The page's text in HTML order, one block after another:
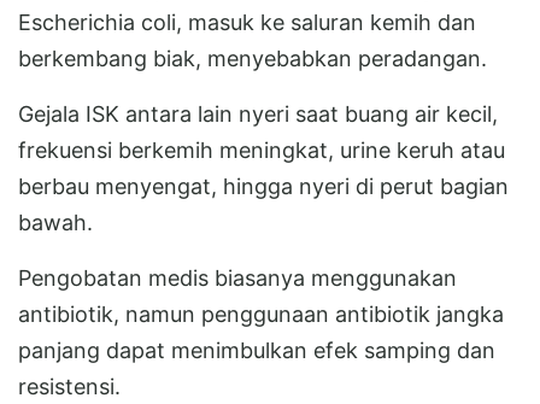
Escherichia coli, masuk ke saluran kemih dan
berkembang biak, menyebabkan peradangan.
Gejala ISK antara lain nyeri saat buang air kecil,
frekuensi berkemih meningkat, urine keruh atau
berbau menyengat, hingga nyeri di perut bagian
bawah.
Pengobatan medis biasanya menggunakan
antibiotik, namun penggunaan antibiotik jangka
panjang dapat menimbulkan efek samping dan
resistensi.